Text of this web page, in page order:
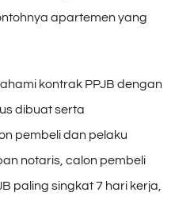
apartemen yang
kontrak PPJB dengan
dibuat serta
pembeli dan pelaku
notaris, calon pembeli
paling singkat 7 hari kerja,